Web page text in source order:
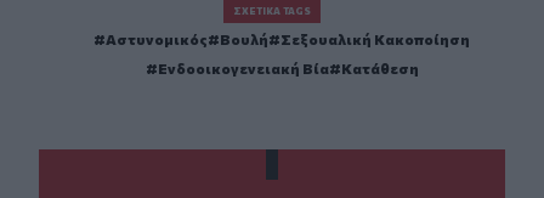
ΣΧΕΤΙΚΆ TAGS
Αστυνομικός Βουλή
Σεξουαλική Κακοποίηση
Ενδοοικογενειακή Βία
Κατάθεση